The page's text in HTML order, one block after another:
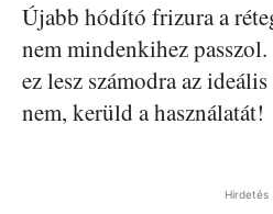
Újabb hódító frizura a
nem mindenkihez
ez lesz számodra az
nem, kerüld a használatát!
Hirdetés